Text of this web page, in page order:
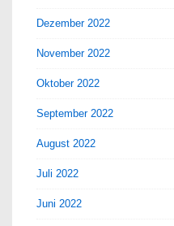
Dezember 2022
November 2022
Oktober 2022
September 2022
August 2022
Juli 2022
Juni 2022